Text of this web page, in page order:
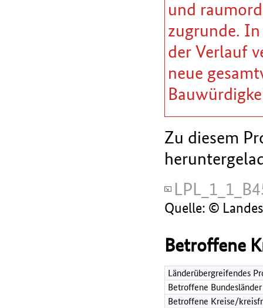
und
zugrunde.
der Verlauf
neue
Zu diesem
Quelle: ©
Betroffene
Länderübergreifendes
Betroffene Bundesländer
Betroffene Kreise/